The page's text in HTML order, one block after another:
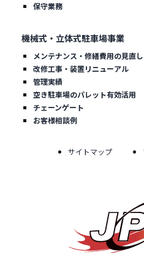
保守業務
機械式・立体式駐車場事業
メンテナンス・修繕費用の見直し
改修工事・装置リニューアル
管理実績
空き駐車場のパレット有効活用
チェーンゲート
お客様相談例
サイトマップ